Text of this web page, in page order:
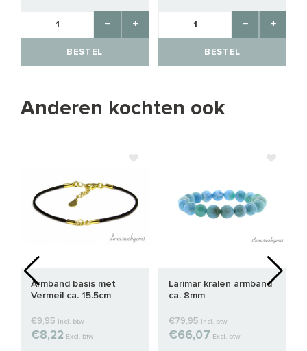
BESTEL BESTEL
Anderen kochten ook
Armband basis met
Vermeil ca. 15.5cm
€9,95 Incl. btw
€8,22 Excl. btw
Larimar kralen armband
ca. 8mm
€79,95 Incl. btw
€66,07 Excl. btw